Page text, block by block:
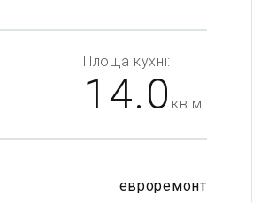
Площа кухні:
14.0 кв.м.
евроремонт